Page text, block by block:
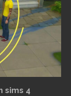
sims 4